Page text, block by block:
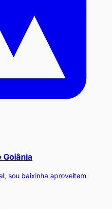
Goiânia
sou baixinha aproveitem